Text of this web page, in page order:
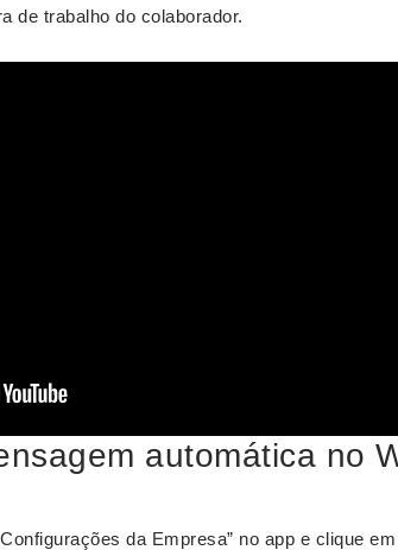
de trabalho do colaborador.
automática no
da Empresa” no app e clique em